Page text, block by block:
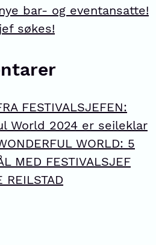
bar- og eventansatte!
søkes!
FESTIVALSJEFEN:
World 2024 er seileklar
WORLD: 5
MED FESTIVALSJEF
REILSTAD